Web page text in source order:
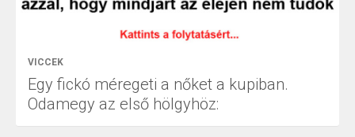
VICCEK
Egy fickó méregeti a nőket a kupiban.
Odamegy az első hölgyhöz: